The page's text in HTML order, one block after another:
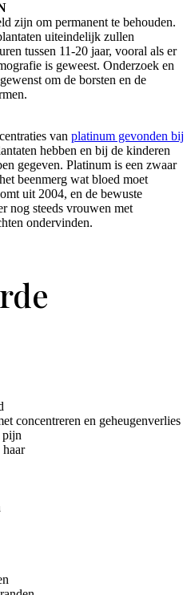
zijn om permanent te behouden.
uiteindelijk zullen
tussen 11-20 jaar, vooral als er
is geweest. Onderzoek en
om de borsten en de
van platinum gevonden bij
hebben en bij de kinderen
gegeven. Platinum is een zwaar
beenmerg wat bloed moet
uit 2004, en de bewuste
nog steeds vrouwen met
ondervinden.
concentreren en geheugenverlies
pijn